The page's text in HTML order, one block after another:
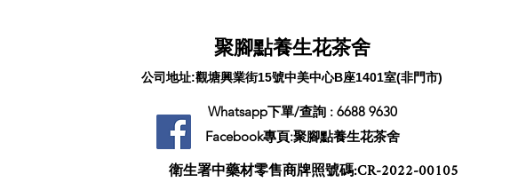
聚腳點養生花茶舍
公司地址:觀塘興業街15號中美中心B座1401室(非門市)
Whatsapp下單/查詢 : 6688 9630
​Facebook專頁:聚腳點養生花茶舍
​衛生署中藥材零售商牌照號碼:CR-2022-00105